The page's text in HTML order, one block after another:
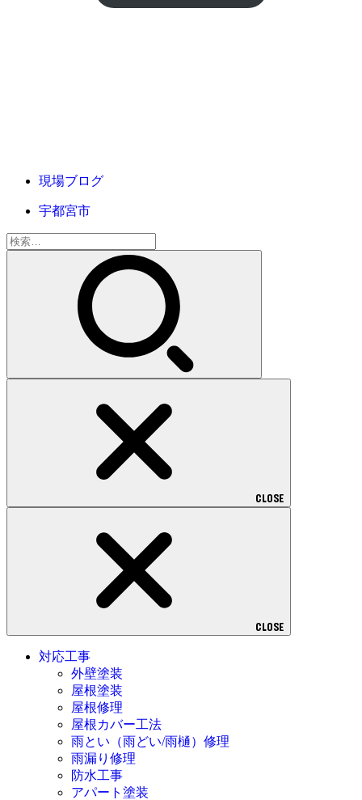
現場ブログ
宇都宮市
検
索:
CLOSE
CLOSE
対応工事
外壁塗装
屋根塗装
屋根修理
屋根カバー工法
雨とい（雨どい/雨樋）修理
雨漏り修理
防水工事
アパート塗装